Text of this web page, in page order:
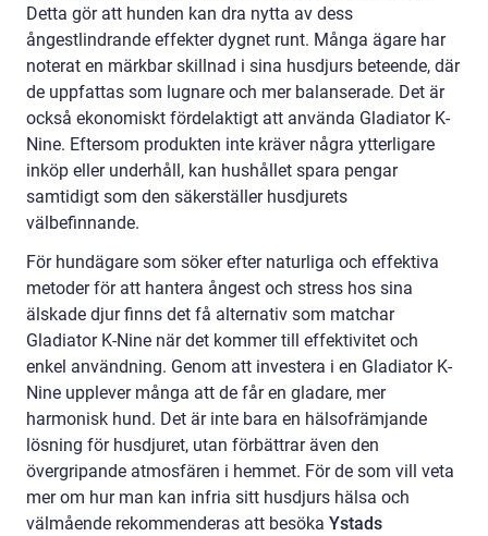
Detta gör att hunden kan dra nytta av dess
ångestlindrande effekter dygnet runt. Många ägare har
noterat en märkbar skillnad i sina husdjurs beteende, där
de uppfattas som lugnare och mer balanserade. Det är
också ekonomiskt fördelaktigt att använda Gladiator K-
Nine. Eftersom produkten inte kräver några ytterligare
inköp eller underhåll, kan hushållet spara pengar
samtidigt som den säkerställer husdjurets
välbefinnande.
För hundägare som söker efter naturliga och effektiva
metoder för att hantera ångest och stress hos sina
älskade djur finns det få alternativ som matchar
Gladiator K-Nine när det kommer till effektivitet och
enkel användning. Genom att investera i en Gladiator K-
Nine upplever många att de får en gladare, mer
harmonisk hund. Det är inte bara en hälsofrämjande
lösning för husdjuret, utan förbättrar även den
övergripande atmosfären i hemmet. För de som vill veta
mer om hur man kan infria sitt husdjurs hälsa och
välmående rekommenderas att besöka Ystads